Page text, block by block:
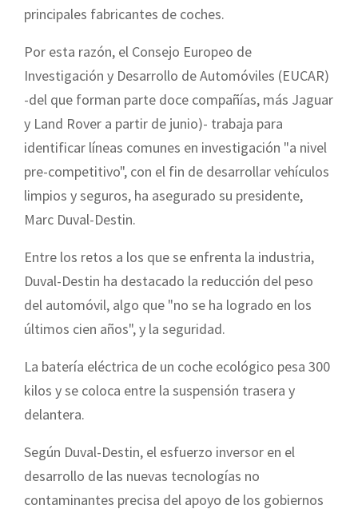
principales fabricantes de coches.
Por esta razón, el Consejo Europeo de
Investigación y Desarrollo de Automóviles (EUCAR)
-del que forman parte doce compañías, más Jaguar
y Land Rover a partir de junio)- trabaja para
identificar líneas comunes en investigación "a nivel
pre-competitivo", con el fin de desarrollar vehículos
limpios y seguros, ha asegurado su presidente,
Marc Duval-Destin.
Entre los retos a los que se enfrenta la industria,
Duval-Destin ha destacado la reducción del peso
del automóvil, algo que "no se ha logrado en los
últimos cien años", y la seguridad.
La batería eléctrica de un coche ecológico pesa 300
kilos y se coloca entre la suspensión trasera y
delantera.
Según Duval-Destin, el esfuerzo inversor en el
desarrollo de las nuevas tecnologías no
contaminantes precisa del apoyo de los gobiernos